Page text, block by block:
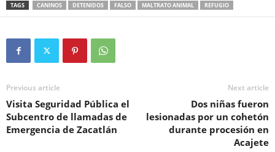
TAGS CANINOS DETENIDOS FALSO MALTRATO ANIMAL REFUGIO
Previous article
Visita Seguridad Pública el
Subcentro de llamadas de
Emergencia de Zacatlán
Next article
Dos niñas fueron
lesionadas por un cohetón
durante procesión en
Acajete